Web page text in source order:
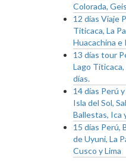
Colorada,
12 días Viaje
Titicaca, La
Huacachina e
13 días tour
Lago Titicaca,
días.
14 días Perú
Isla del Sol,
Ballestas, Ica
15 días Perú,
de Uyuni, La
Cusco y Lima